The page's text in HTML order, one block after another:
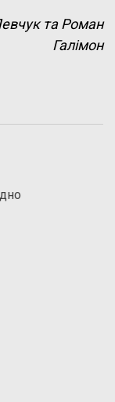
та Роман
Галімон